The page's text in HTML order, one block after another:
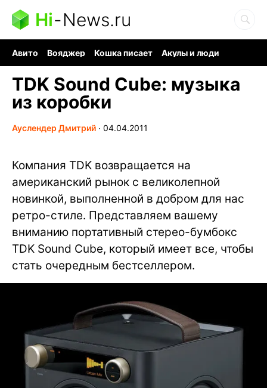
Hi-News.ru
Авито Вояджер Кошка писает
Акулы и люди
TDK Sound Cube: музыка
из коробки
Ауслендер Дмитрий ∙ 04.04.2011
Компания TDK возвращается на
американский рынок с великолепной
новинкой, выполненной в добром для нас
ретро-стиле. Представляем вашему
вниманию портативный стерео-бумбокс
TDK Sound Cube, который имеет все, чтобы
стать очередным бестселлером.